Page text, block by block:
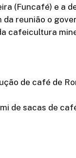
(Funcafé) e a
reunião o
cafeicultura
de café de
de sacas de